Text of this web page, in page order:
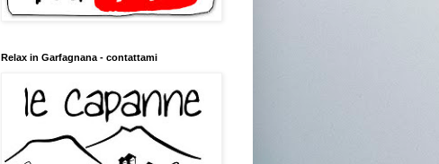
Relax in Garfagnana - contattami